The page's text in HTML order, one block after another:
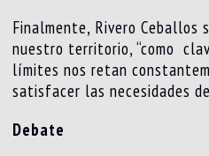
Finalmente, Rivero
nuestro territorio, “como
límites nos retan
satisfacer las necesidades
Debate